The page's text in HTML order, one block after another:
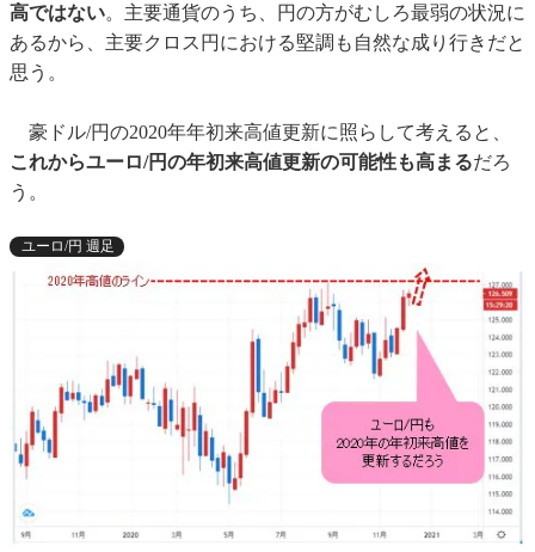
高ではない。主要通貨のうち、円の方がむしろ最弱の状況に
あるから、主要クロス円における堅調も自然な成り行きだと
思う。
豪ドル/円の2020年年初来高値更新に照らして考えると、
これからユーロ/円の年初来高値更新の可能性も高まるだろ
う。
ユーロ/円 週足